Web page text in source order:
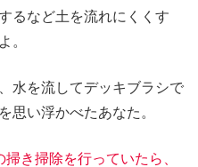
るなど土を流れにくくす
。
水を流してデッキブラシで
思い浮かべたあなた。
き掃除を行っていたら、